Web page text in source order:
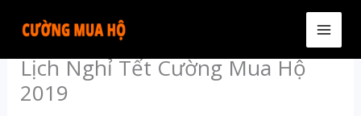
Lịch Nghỉ Tết Cường Mua Hộ
2019